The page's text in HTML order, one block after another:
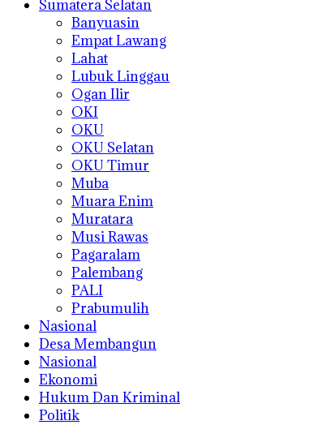
Sumatera Selatan
Banyuasin
Empat Lawang
Lahat
Lubuk Linggau
Ogan Ilir
OKI
OKU
OKU Selatan
OKU Timur
Muba
Muara Enim
Muratara
Musi Rawas
Pagaralam
Palembang
PALI
Prabumulih
Nasional
Desa Membangun
Nasional
Ekonomi
Hukum Dan Kriminal
Politik